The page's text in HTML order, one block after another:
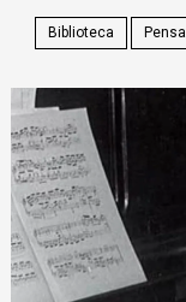
Biblioteca